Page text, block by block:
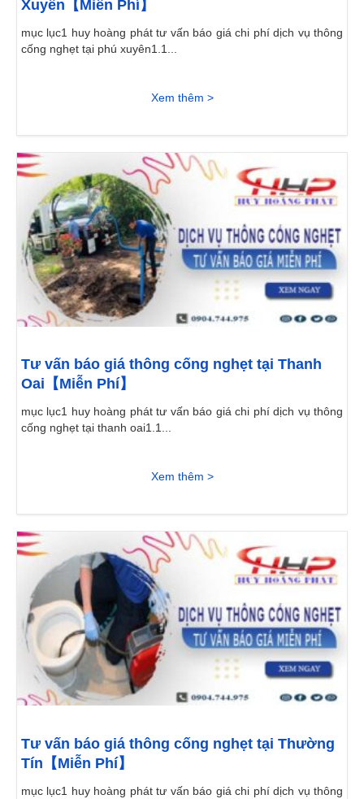
Xuyên【Miễn Phí】
mục lục1 huy hoàng phát tư vấn báo giá chi phí dịch vụ thông
cống nghẹt tại phú xuyên1.1...
Xem thêm >
Tư vấn báo giá thông cống nghẹt tại Thanh
Oai【Miễn Phí】
mục lục1 huy hoàng phát tư vấn báo giá chi phí dịch vụ thông
cống nghẹt tại thanh oai1.1...
Xem thêm >
Tư vấn báo giá thông cống nghẹt tại Thường
Tín【Miễn Phí】
mục lục1 huy hoàng phát tư vấn báo giá chi phí dịch vụ thông